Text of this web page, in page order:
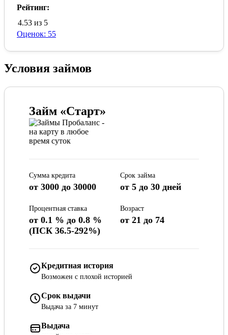
Рейтинг:
4.53 из 5
Оценок: 55
Условия займов
Займ «Старт»
Сумма кредита
от 3000 до 30000
Срок займа
от 5 до 30 дней
Процентная ставка
от 0.1 % до 0.8 %
(ПСК 36.5-292%)
Возраст
от 21 до 74
Кредитная история
Возможен с плохой историей
Срок выдачи
Выдача за 7 минут
Выдача